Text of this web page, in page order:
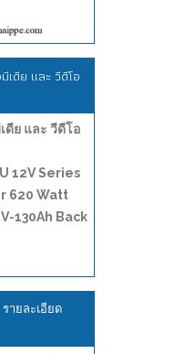
เดีย และ วีดีโอ
ดีย และ วีดีโอ
12V Series
620 Watt
130Ah Back
รายละเอียด